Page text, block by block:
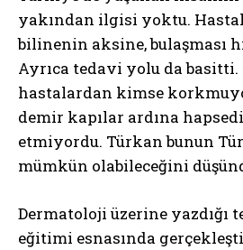
yakından ilgisi yoktu.
bilinenin aksine, bulaşması
Ayrıca tedavi yolu da
hastalardan kimse
demir kapılar ardına
etmiyordu. Türkan bunun
mümkün olabileceğini
Dermatoloji üzerine
eğitimi esnasında